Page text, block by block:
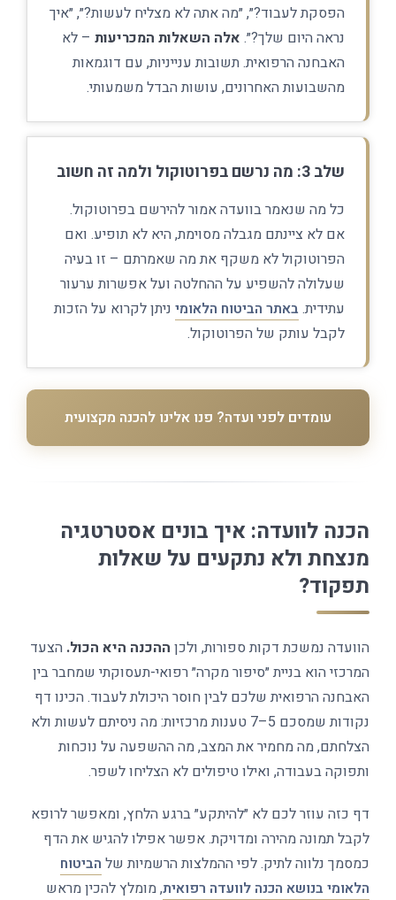
הפסקת לעבוד?״, ״מה אתה לא מצליח לעשות?״, ״איך
נראה היום שלך?״. אלה השאלות המכריעות – לא
האבחנה הרפואית. תשובות ענייניות, עם דוגמאות
מהשבועות האחרונים, עושות הבדל משמעותי.
שלב 3: מה נרשם בפרוטוקול ולמה זה חשוב
כל מה שנאמר בוועדה אמור להירשם בפרוטוקול.
אם לא ציינתם מגבלה מסוימת, היא לא תופיע. ואם
הפרוטוקול לא משקף את מה שאמרתם – זו בעיה
שעלולה להשפיע על ההחלטה ועל אפשרות ערעור
עתידית.באתר הביטוח הלאומי ניתן לקרוא על הזכות
לקבל עותק של הפרוטוקול.
עומדים לפני ועדה? פנו אלינו להכנה מקצועית
הכנה לוועדה: איך בונים אסטרטגיה
מנצחת ולא נתקעים על שאלות
תפקוד?
הוועדה נמשכת דקות ספורות, ולכן ההכנה היא הכול. הצעד
המרכזי הוא בניית ״סיפור מקרה״ רפואי-תעסוקתי שמחבר בין
האבחנה הרפואית שלכם לבין חוסר היכולת לעבוד. הכינו דף
נקודות שמסכם 5–7 טענות מרכזיות: מה ניסיתם לעשות ולא
הצלחתם, מה מחמיר את המצב, מה ההשפעה על נוכחות
ותפוקה בעבודה, ואילו טיפולים לא הצליחו לשפר.
דף כזה עוזר לכם לא ״להיתקע״ ברגע הלחץ, ומאפשר לרופא
לקבל תמונה מהירה ומדויקת. אפשר אפילו להגיש את הדף
כמסמך נלווה לתיק. לפי ההמלצות הרשמיות של הביטוח
הלאומי בנושא הכנה לוועדה רפואית, מומלץ להכין מראש